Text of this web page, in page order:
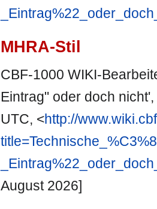
MHRA-Stil
CBF-1000 WIKI-
Eintrag" oder doch nicht',
UTC, <http://
August 2026]